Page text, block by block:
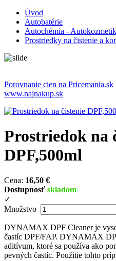
Úvod
Autobatérie
Autochémia -
Prostriedky na čistenie a
Porovnanie cien na Pricemania.sk
www.najnakup.sk
Prostriedok na
DPF,500ml
Cena: 16,50 €
Dostupnosť skladom
✓
Množstvo
DYNAMAX DPF Cleaner je
častíc DPF/FAP. DYNAMAX
aditívum, ktoré sa používa ako
pevných častíc. Použitie tohto